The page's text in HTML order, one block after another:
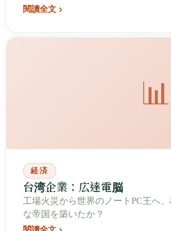
閱讀全文
📊
経済
台湾企業：広達電脳
工場火災から世界のノートPC王へ
な帝国を築いたか？